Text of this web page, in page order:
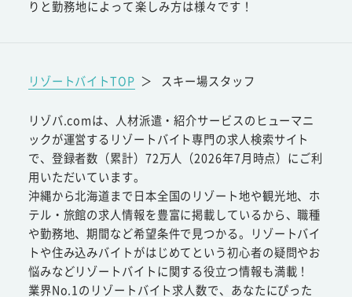
りと勤務地によって楽しみ方は様々です！
リゾートバイトTOP ＞ スキー場スタッフ
リゾバ.comは、人材派遣・紹介サービスのヒューマニ
ックが運営するリゾートバイト専門の求人検索サイト
で、登録者数（累計）72万人（2026年7月時点）にご利
用いただいています。
沖縄から北海道まで日本全国のリゾート地や観光地、ホ
テル・旅館の求人情報を豊富に掲載しているから、職種
や勤務地、期間など希望条件で見つかる。リゾートバイ
トや住み込みバイトがはじめてという初心者の疑問やお
悩みなどリゾートバイトに関する役立つ情報も満載！
業界No.1のリゾートバイト求人数で、あなたにぴった